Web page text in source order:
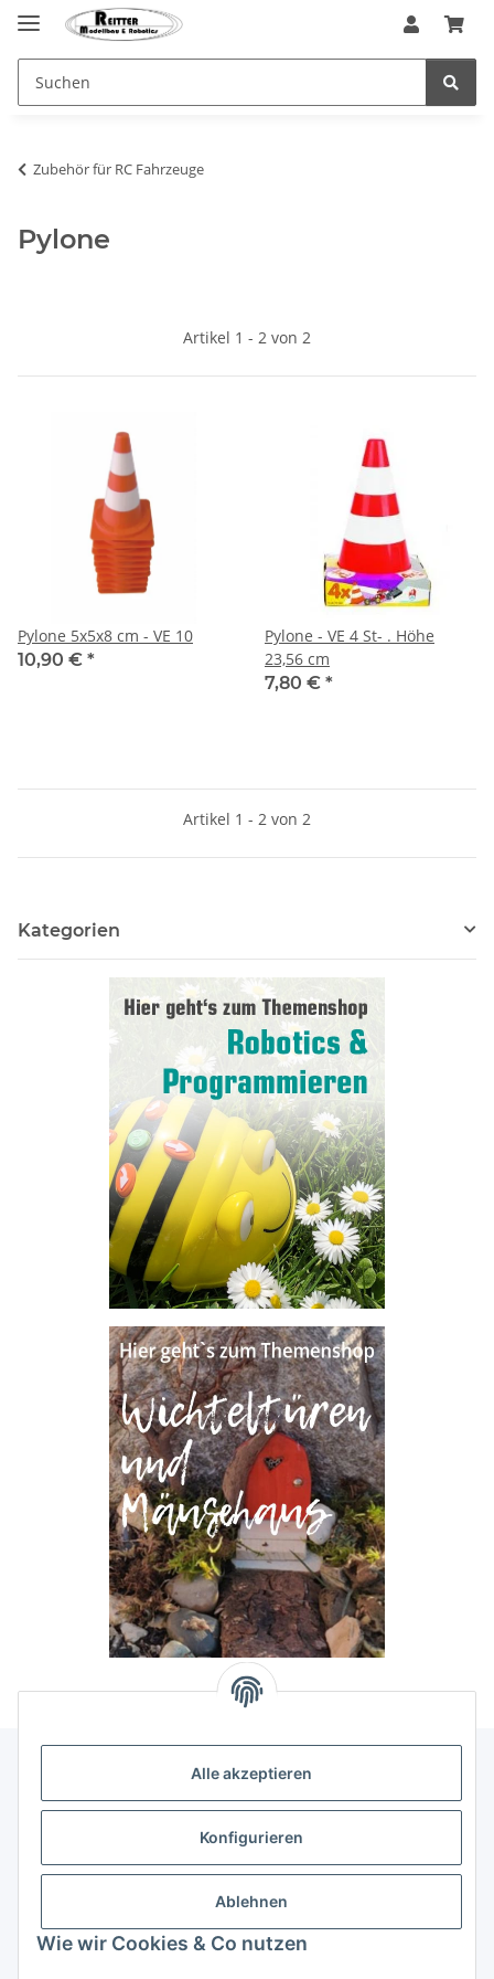
Alle akzeptieren
Konfigurieren
Ablehnen
Wie wir Cookies & Co nutzen
Zubehör für RC Fahrzeuge
Pylone
Artikel 1 - 2 von 2
Pylone 5x5x8 cm - VE 10
10,90 € *
Pylone - VE 4 St- . Höhe
23,56 cm
7,80 € *
Artikel 1 - 2 von 2
Kategorien
Allgemeine Informationen
Rechtliche Infomationen
Service